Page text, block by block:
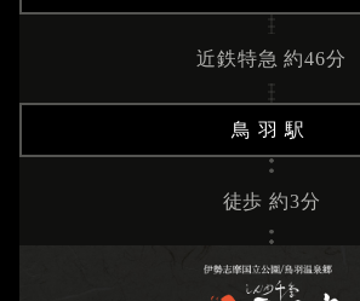
近鉄特急 約46分
鳥羽駅
徒歩 約3分